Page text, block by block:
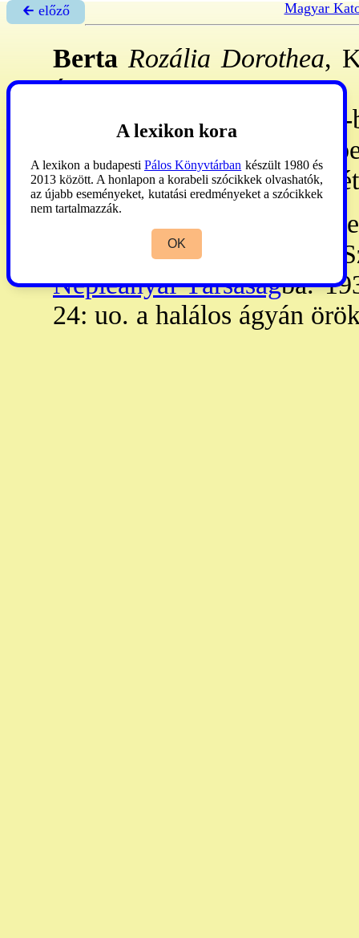
🡰 előző Magyar
Berta Rozália Dorothea,
ápr. 30.–Bp., 1988. nov.
1935. II. 1: lépett a
Nyíregyházán,
szétszóratás után 1950
Rózsa
, SJC
szerzetesnő. – 1937. I. 2:
Népleányai Társaságba.
24: uo. a halálos ágyán
A lexikon kora
A lexikon a budapesti Pálos Könyvtárban készült 1980 és
2013 között. A honlapon a korabeli szócikkek olvashatók,
az újabb eseményeket, kutatási eredményeket a szócikkek
nem tartalmazzák.
OK